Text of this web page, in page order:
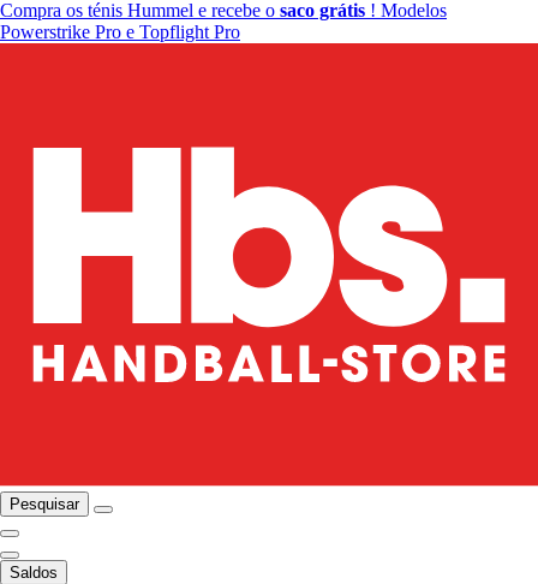
Compra os ténis Hummel e recebe o saco grátis ! Modelos
Powerstrike Pro e Topflight Pro
Pesquisar
Saldos